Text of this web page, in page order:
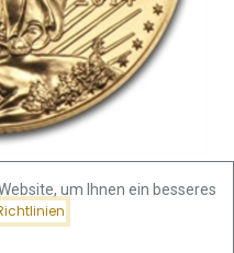
um Ihnen ein besseres